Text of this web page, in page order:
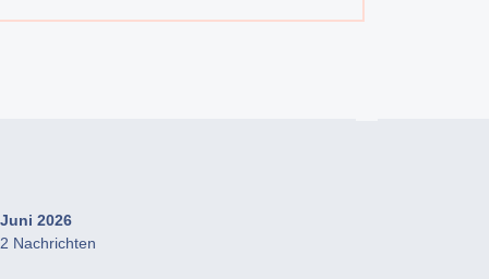
Juni 2026
2 Nachrichten